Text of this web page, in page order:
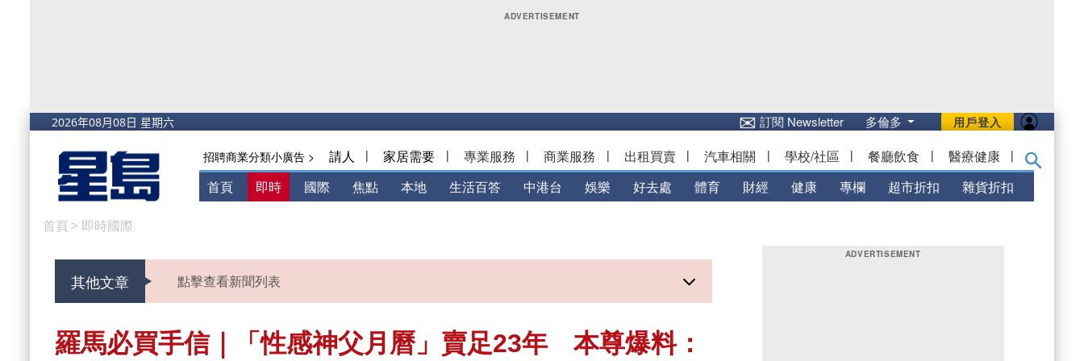
用戶登入
✉訂閱 Newsletter 多倫多
招聘商業分類小廣告 > 請人 | 家居需要 | 專業服務 | 商業服務 | 出租買賣 | 汽車相關 | 學校/社區 | 餐廳飲食 | 醫療健康 |
首頁 即時 國際 焦點 本地 生活百答 中港台 娛樂 好去處 體育 財經 健康 專欄 超市折扣 雜貨折扣
首頁 > 即時國際
其他文章 點擊查看新聞列表
羅馬必買手信｜「性感神父月曆」賣足23年 本尊爆料：